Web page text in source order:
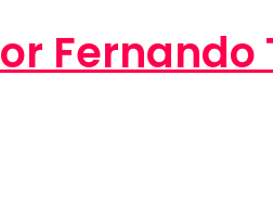
Fernando